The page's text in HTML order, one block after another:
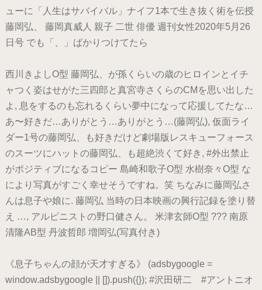
ューに「人生はサバイバル」ナイフ1本で生き抜く術を伝授
藤岡弘、 藤岡真威人 親子 二世 俳優 週刊女性2020年5月26
日号 でも「、」ばかりつけてたら
西川きよしO型 藤岡弘、が孫くらいの歳のヒロインとイチ
ャつく姿はせがた三四郎と真宮寺さくらのCMを思い出した
よ, 息をするのも忘れるくらい夢中になって応援してたな…
あ〜好きだ…ありがとう…ありがとう…(藤岡弘), 仮面ライ
ダー1号の藤岡弘、も好きだけど劇場版レスキューフォース
のスーツにハットの藤岡弘、も超絶渋くて好き, #外出禁止
がポジティブになるコピー 島崎和歌子O型 水樹奈々O型 な
により写真がすごく幸せそうですね。笑 ちなみに藤岡弘さ
んは息子や娘に. 藤岡弘 当時の日本映画の興行記録を塗り替
え …, アルピニストの野口健さん。 米津玄師O型 ??? 南原
清隆AB型 丹波哲郎 増岡弘(写真付き)
《息子ちゃんの顔が天才すぎる》 (adsbygoogle =
window.adsbygoogle || []).push({}); #沢田研二 #アントニオ